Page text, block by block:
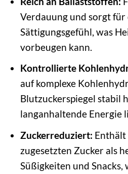
Verdauung und sorgt
Sättigungsgefühl, was
vorbeugen kann.
Kontrollierte
auf komplexe
Blutzuckerspiegel stabil
langanhaltende Energie
Zuckerreduziert:
zugesetzten Zucker als
Süßigkeiten und Snacks,